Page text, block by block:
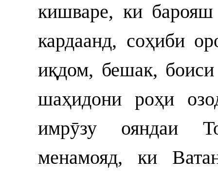
кишваре, ки
кардаанд, соҳиби
иқдом, бешак,
шаҳидони роҳи
имрӯзу ояндаи
менамояд, ки